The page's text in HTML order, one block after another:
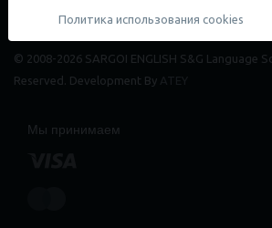
Политика использования cookies
Англійська онлайн
© 2008-2026 SARGOI ENGLISH S&G Language
Reserved. Development By
Мы принимаем